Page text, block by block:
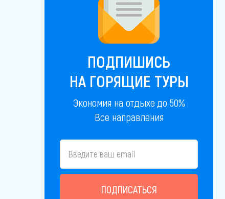
ПОДПИШИСЬ
НА ГОРЯЩИЕ ТУРЫ
Экономия на отдыхе до 50%
Все направления
ПОДПИСАТЬСЯ